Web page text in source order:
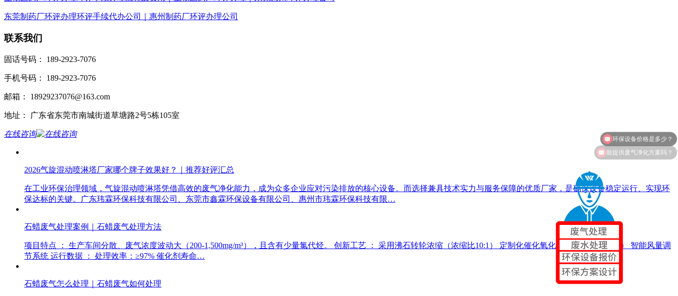
东莞制药厂环评办理环评手续代办公司｜惠州制药厂环评办理公司
联系我们
固话号码： 189-2923-7076
手机号码： 189-2923-7076
邮箱： 18929237076@163.com
地址： 广东省东莞市南城街道草塘路2号5栋105室
在线咨询
2026气旋混动喷淋塔厂家哪个牌子效果好？｜推荐好评汇总
在工业环保治理领域，气旋混动喷淋塔凭借高效的废气净化能力，成为众多企业应对污染排放的核心设备。而选择兼具技术实力与服务保障的优质厂家，是确保设备稳定运行、实现环
保达标的关键。广东玮霖环保科技有限公司、东莞市鑫霖环保设备有限公司、惠州市玮霖环保科技有限…
石蜡废气处理案例｜石蜡废气处理方法
项目特点 ： 生产车间分散、废气浓度波动大（200-1,500mg/m³），且含有少量氯代烃。 创新工艺 ： 采用沸石转轮浓缩（浓缩比10:1） 定制化催化氧化炉（耐氯型催化剂） 智能风量调
节系统 运行数据 ： 处理效率：≥97% 催化剂寿命…
石蜡废气怎么处理｜石蜡废气如何处理
能提供废气净化方案吗？